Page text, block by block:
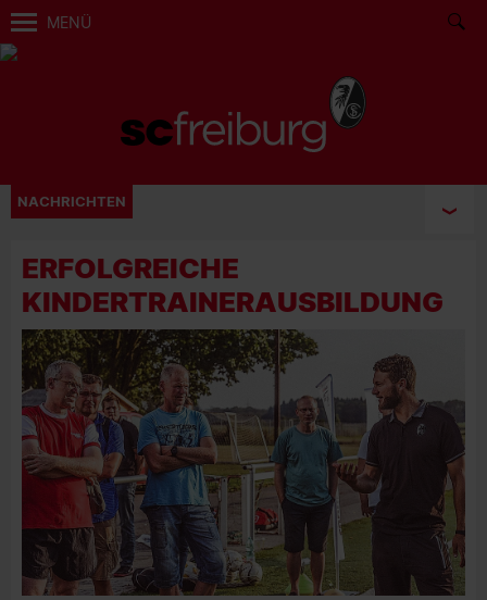
MENÜ
NACHRICHTEN
ERFOLGREICHE
KINDERTRAINERAUSBILDUNG